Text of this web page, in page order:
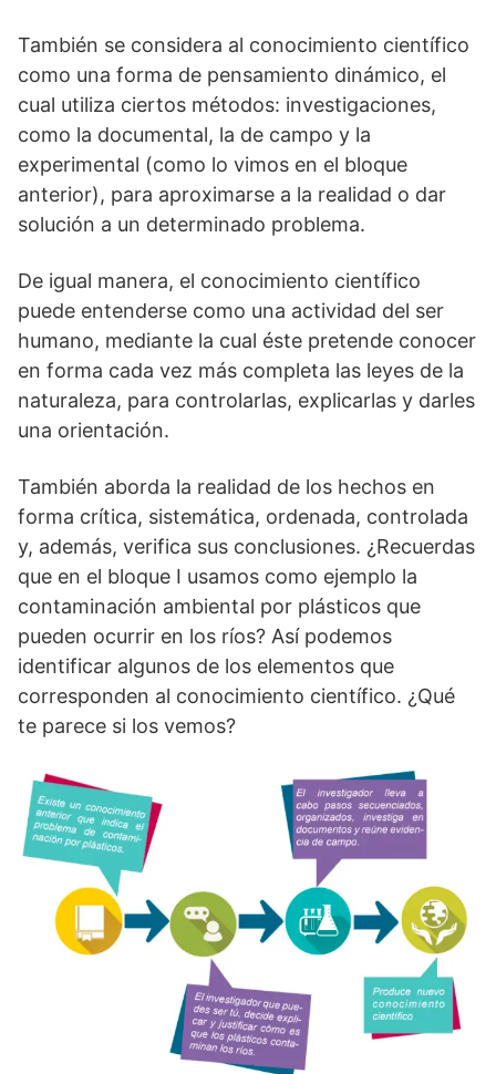
También se considera al conocimiento científico
como una forma de pensamiento dinámico, el
cual utiliza ciertos métodos: investigaciones,
como la documental, la de campo y la
experimental (como lo vimos en el bloque
anterior), para aproximarse a la realidad o dar
solución a un determinado problema.
De igual manera, el conocimiento científico
puede entenderse como una actividad del ser
humano, mediante la cual éste pretende conocer
en forma cada vez más completa las leyes de la
naturaleza, para controlarlas, explicarlas y darles
una orientación.
También aborda la realidad de los hechos en
forma crítica, sistemática, ordenada, controlada
y, además, verifica sus conclusiones. ¿Recuerdas
que en el bloque I usamos como ejemplo la
contaminación ambiental por plásticos que
pueden ocurrir en los ríos? Así podemos
identificar algunos de los elementos que
corresponden al conocimiento científico. ¿Qué
te parece si los vemos?